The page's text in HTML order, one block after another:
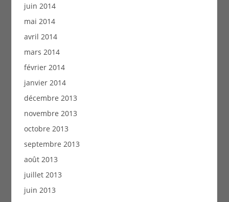
juin 2014
mai 2014
avril 2014
mars 2014
février 2014
janvier 2014
décembre 2013
novembre 2013
octobre 2013
septembre 2013
août 2013
juillet 2013
juin 2013